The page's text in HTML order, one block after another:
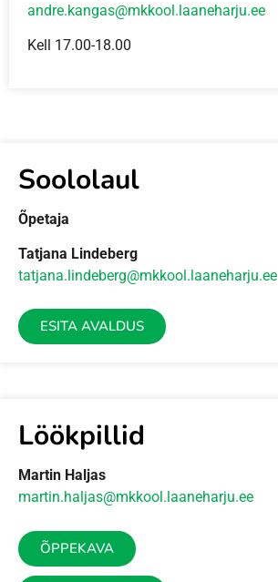
andre.kangas@mkkool.laaneharju.ee
Kell 17.00-18.00
Soololaul
Õpetaja
Tatjana Lindeberg
tatjana.lindeberg@mkkool.laaneharju.ee
ESITA AVALDUS
Löökpillid
Martin Haljas
martin.haljas@mkkool.laaneharju.ee
ÕPPEKAVA